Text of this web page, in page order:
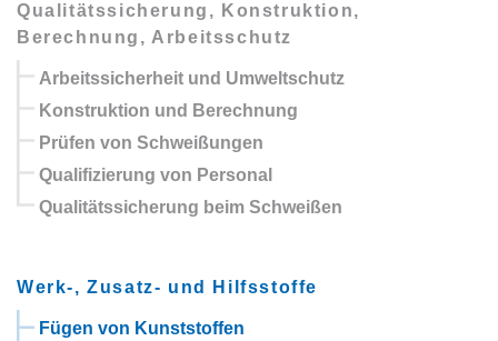
Qualitätssicherung, Konstruktion,
Berechnung, Arbeitsschutz
Arbeitssicherheit und Umweltschutz
Konstruktion und Berechnung
Prüfen von Schweißungen
Qualifizierung von Personal
Qualitätssicherung beim Schweißen
Werk-, Zusatz- und Hilfsstoffe
Fügen von Kunststoffen